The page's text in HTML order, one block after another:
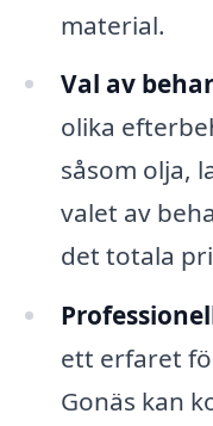
material.
Val av
olika
såsom olja,
valet av
det totala
ett erfaret
Gonäs kan